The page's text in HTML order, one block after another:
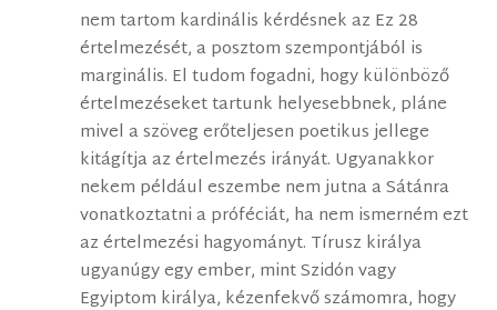
nem tartom kardinális kérdésnek az Ez 28
értelmezését, a posztom szempontjából is
marginális. El tudom fogadni, hogy különböző
értelmezéseket tartunk helyesebbnek, pláne
mivel a szöveg erőteljesen poetikus jellege
kitágítja az értelmezés irányát. Ugyanakkor
nekem például eszembe nem jutna a Sátánra
vonatkoztatni a próféciát, ha nem ismerném ezt
az értelmezési hagyományt. Tírusz királya
ugyanúgy egy ember, mint Szidón vagy
Egyiptom királya, kézenfekvő számomra, hogy